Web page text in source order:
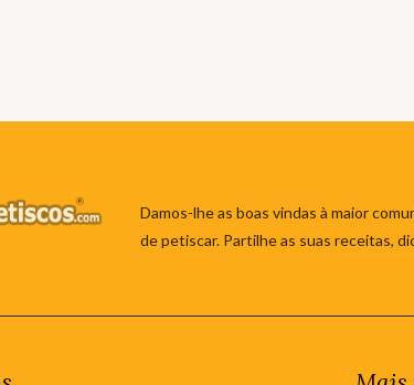
Damos-lhe as boas vindas à maior
de petiscar. Partilhe as suas receitas,